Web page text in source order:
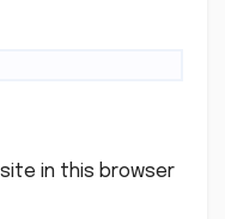
in this browser